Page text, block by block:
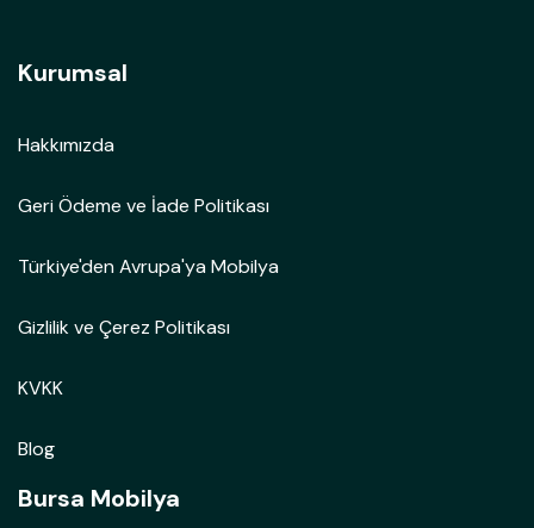
Kurumsal
Hakkımızda
Geri Ödeme ve İade Politikası
Türkiye'den Avrupa'ya Mobilya
Gizlilik ve Çerez Politikası
KVKK
Blog
Bursa Mobilya